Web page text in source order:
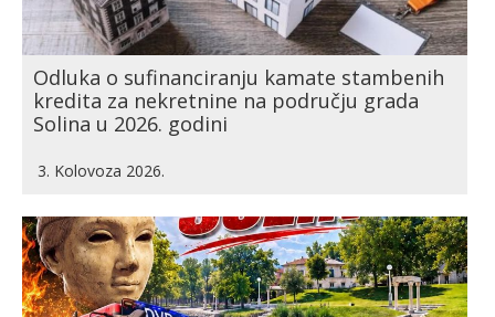
Odluka o sufinanciranju kamate stambenih
kredita za nekretnine na području grada
Solina u 2026. godini
3. Kolovoza 2026.